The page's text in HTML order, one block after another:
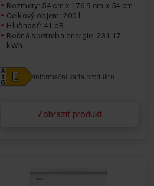
Zobraziť produkt
Rozmery: 54 cm x 176.9 cm x 54 cm
Celkový objem: 200 l
Hlučnosť: 41 dB
Ročná spotreba energie: 231.17
kWh
Informační karta produktu